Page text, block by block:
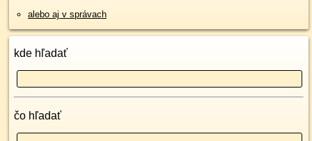
alebo aj v správach
kde hľadať
čo hľadať